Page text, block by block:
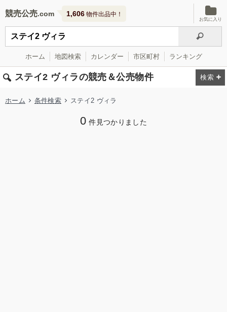
競売公売 1,606 物件出品中！
お気に入り
ホーム 地図検索 カレンダー 市区町村 ランキング
ステイ2 ヴィラの競売＆公売物件
ホーム 条件検索 ステイ2 ヴィラ
0 件見つかりました